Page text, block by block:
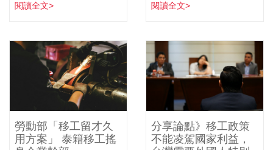
閱讀全文> 閱讀全文>
勞動部「移工留才久
用方案」 泰籍移工搖
分享論點》移工政策
不能凌駕國家利益，